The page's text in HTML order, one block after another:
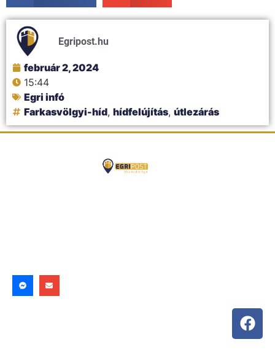
Egripost.hu
február 2, 2024
15:44
Egri infó
Farkasvölgyi-híd, hídfelújítás, útlezárás